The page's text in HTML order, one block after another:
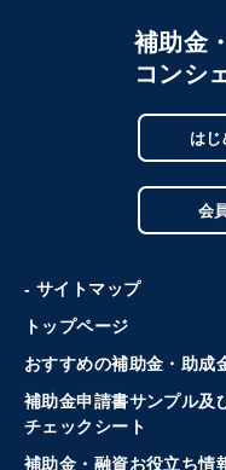
補助金
コンシ
は
会
- サイトマップ
トップページ
おすすめの補助金・助成
補助金申請書サンプル及
チェックシート
補助金・融資お役立ち情